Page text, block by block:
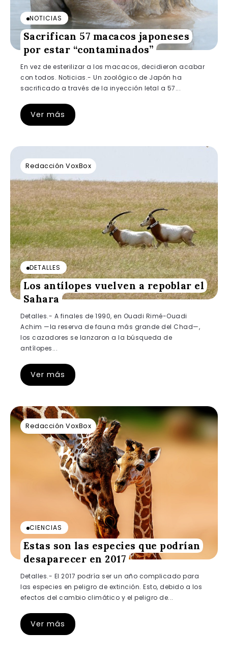
NOTICIAS
Sacrifican 57 macacos japoneses
por estar “contaminados”
En vez de esterilizar a los macacos, decidieron acabar
con todos. Noticias.- Un zoológico de Japón ha
sacrificado a través de la inyección letal a 57...
Ver más
Redacción VoxBox
DETALLES
Los antílopes vuelven a repoblar el
Sahara
Detalles.- A finales de 1990, en Ouadi Rimé-Ouadi
Achim —la reserva de fauna más grande del Chad—,
los cazadores se lanzaron a la búsqueda de
antílopes...
Ver más
Redacción VoxBox
CIENCIAS
Estas son las especies que podrían
desaparecer en 2017
Detalles.- El 2017 podría ser un año complicado para
las especies en peligro de extinción. Esto, debido a los
efectos del cambio climático y el peligro de...
Ver más